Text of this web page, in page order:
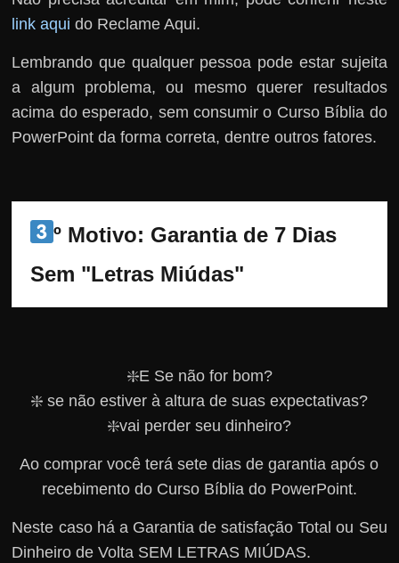
link aqui do Reclame Aqui.
Lembrando que qualquer pessoa pode estar sujeita
a algum problema, ou mesmo querer resultados
acima do esperado, sem consumir o Curso Bíblia do
PowerPoint da forma correta, dentre outros fatores.
º Motivo: Garantia de 7 Dias
Sem "Letras Miúdas"
❇️E Se não for bom?
❇️ se não estiver à altura de suas expectativas?
❇️vai perder seu dinheiro?
Ao comprar você terá sete dias de garantia após o
recebimento do Curso Bíblia do PowerPoint.
Neste caso há a Garantia de satisfação Total ou Seu
Dinheiro de Volta SEM LETRAS MIÚDAS.